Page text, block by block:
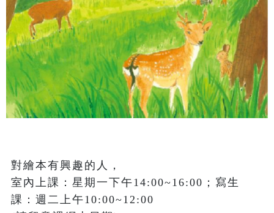
對繪本有興趣的人，
室內上課：星期一下午14:00~16:00；寫生
課：週二上午10:00~12:00